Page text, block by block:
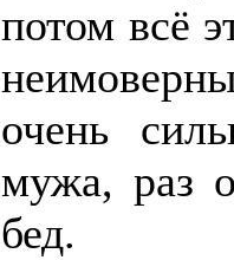
потом всё
очень
мужа, раз
бед.